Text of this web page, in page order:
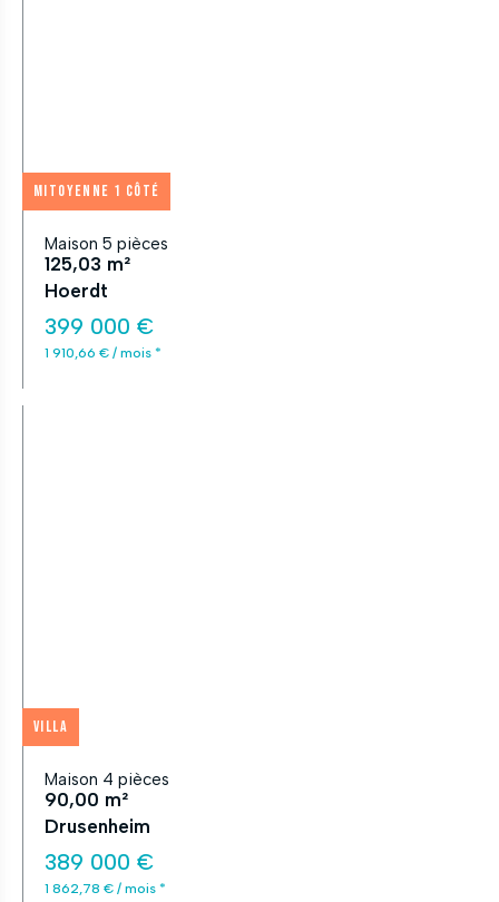
Mitoyenne 1 côté
Maison 5 pièces
125,03 m²
Hoerdt
399 000 €
1 910,66 € / mois *
Villa
Maison 4 pièces
90,00 m²
Drusenheim
389 000 €
1 862,78 € / mois *